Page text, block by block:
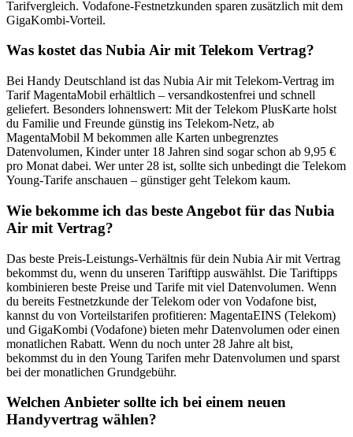
Tarifvergleich. Vodafone-Festnetzkunden sparen zusätzlich mit dem
GigaKombi-Vorteil.
Was kostet das Nubia Air mit Telekom Vertrag?
Bei Handy Deutschland ist das Nubia Air mit Telekom-Vertrag im
Tarif MagentaMobil erhältlich – versandkostenfrei und schnell
geliefert. Besonders lohnenswert: Mit der Telekom PlusKarte holst
du Familie und Freunde günstig ins Telekom-Netz, ab
MagentaMobil M bekommen alle Karten unbegrenztes
Datenvolumen, Kinder unter 18 Jahren sind sogar schon ab 9,95 €
pro Monat dabei. Wer unter 28 ist, sollte sich unbedingt die Telekom
Young-Tarife anschauen – günstiger geht Telekom kaum.
Wie bekomme ich das beste Angebot für das Nubia
Air mit Vertrag?
Das beste Preis-Leistungs-Verhältnis für dein Nubia Air mit Vertrag
bekommst du, wenn du unseren Tariftipp auswählst. Die Tariftipps
kombinieren beste Preise und Tarife mit viel Datenvolumen. Wenn
du bereits Festnetzkunde der Telekom oder von Vodafone bist,
kannst du von Vorteilstarifen profitieren: MagentaEINS (Telekom)
und GigaKombi (Vodafone) bieten mehr Datenvolumen oder einen
monatlichen Rabatt. Wenn du noch unter 28 Jahre alt bist,
bekommst du in den Young Tarifen mehr Datenvolumen und sparst
bei der monatlichen Grundgebühr.
Welchen Anbieter sollte ich bei einem neuen
Handyvertrag wählen?